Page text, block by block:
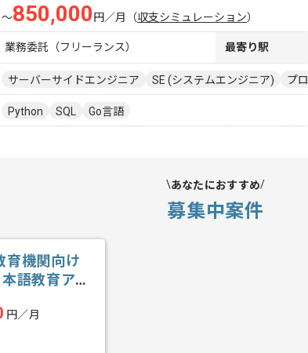
〜850,000 円／月 （収支シミュレーション）
業務委託（フリーランス） 最寄り駅
サーバーサイドエンジニア SE (システムエンジニア) プ
Python SQL Go言語
あなたにおすすめ
募集中案件
育機関向け
語教育アプ
円／月